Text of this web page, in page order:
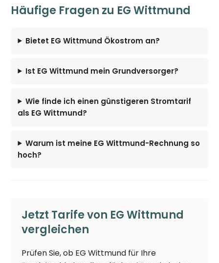
Häufige Fragen zu EG Wittmund
Bietet EG Wittmund Ökostrom an?
Ist EG Wittmund mein Grundversorger?
Wie finde ich einen günstigeren Stromtarif
als EG Wittmund?
Warum ist meine EG Wittmund-Rechnung so
hoch?
Jetzt Tarife von EG Wittmund
vergleichen
Prüfen Sie, ob EG Wittmund für Ihre